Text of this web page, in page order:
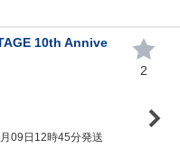
10th Annive
09日12時45分発送
2